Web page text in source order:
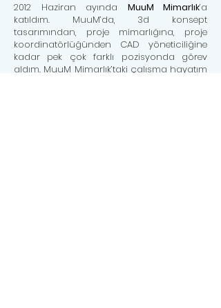
2012 Haziran ayında MuuM Mimarlık’a
katıldım. MuuM’da, 3d konsept
tasarımından, proje mimarlığına, proje
koordinatörlüğünden CAD yöneticiliğine
kadar pek çok farklı pozisyonda görev
aldım. MuuM Mimarlık’taki çalısma hayatım